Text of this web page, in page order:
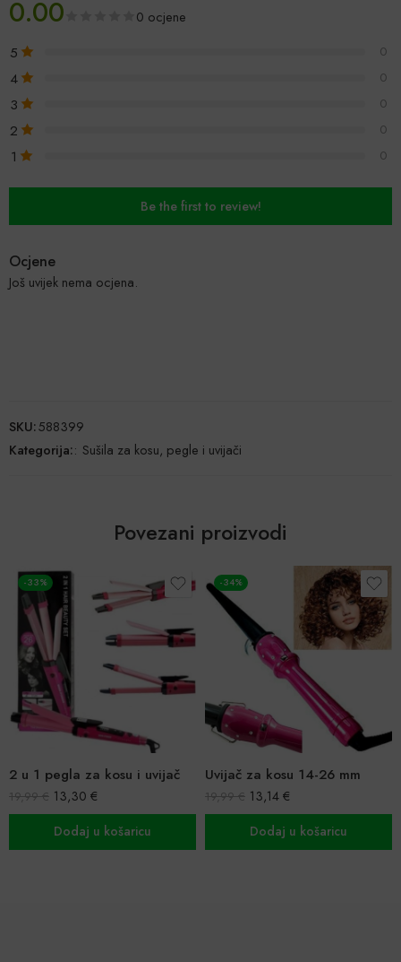
0.00 0 ocjene
5 0
4 0
3 0
2 0
1 0
Be the first to review!
Ocjene
Još uvijek nema ocjena.
SKU:588399
Kategorija:: Sušila za kosu, pegle i uvijači
Povezani proizvodi
-33%
2 u 1 pegla za kosu i uvijač
19,99€ 13,30 €
Dodaj u košaricu
-34%
Uvijač za kosu 14-26 mm
19,99€ 13,14€
Dodaj u košaricu